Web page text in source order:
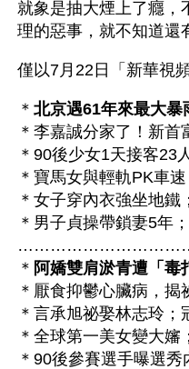
就象是抽大煙上了癮，
理的惡事，就不知道還
僅以7月22日「新華視
＊ 北京遇61年來最大暴
＊李嘉誠分家了！新首
＊90後少女1天接客23
＊寶馬女與輕軌PK車
＊女子穿內衣強坐地
＊男子貞操帶鎖妻5年
＊ 阿嬌雙肩淤青遭「毒
＊厭食抑鬱心臟病，
＊言承旭祕娶林志玲；
＊全球第一美女變大
＊90後參賽選手曝選